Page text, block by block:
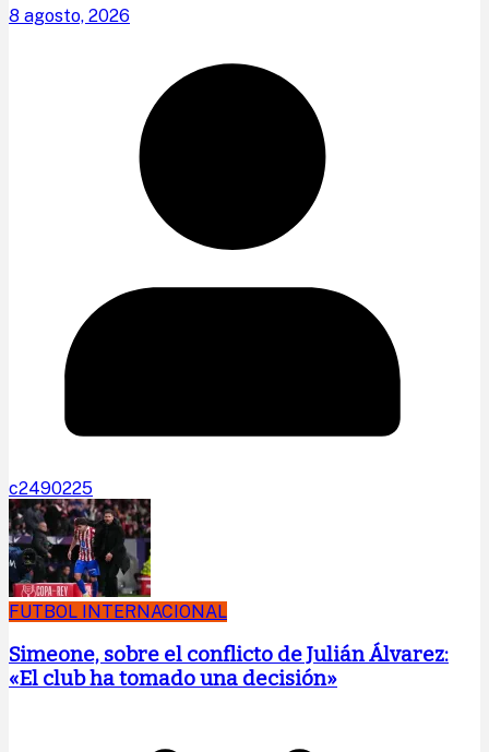
8 agosto, 2026
c2490225
FUTBOL INTERNACIONAL
Simeone, sobre el conflicto de Julián Álvarez:
«El club ha tomado una decisión»